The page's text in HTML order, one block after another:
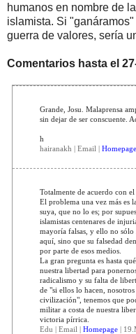
humanos en nombre de
islamista. Si
guerra de valores, sería
Comentarios hasta el
Grande, Josu. Malaprensa
sin dejar de ser conscuente.
h
hairanakh | Email | Homepage
Totalmente de acuerdo con
El problema una vez más es
suya, que no lo es; por
islamistas centenares de
mayoría falsas, y ello no sólo
aquí, sino que su falsedad
por parte de esos medios.
La gran pregunta es hasta
nuestra libertad para
radicalismo y su falta de
de "si ellos lo hacen,
civilización", tenemos que
militar a costa de nuestra
victoria pírrica.
Edu | Email | Homepage|